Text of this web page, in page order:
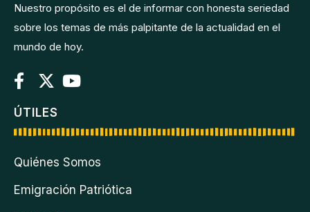
Nuestro propósito es el de informar con honesta seriedad
sobre los temas de más palpitante de la actualidad en el
mundo de hoy.
ÚTILES
Quiénes Somos
Emigración Patriótica